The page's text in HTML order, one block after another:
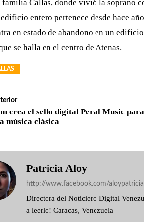
familia Callas, donde vivió la soprano
entero pertenece desde hace
en estado de abandono en un
se halla en el centro de Atenas.
crea el sello digital Peral Music para
música clásica
Patricia Aloy
http://www.facebook.com/aloypatricia
Directora del Noticiero Digital
a leerlo! Caracas, Venezuela